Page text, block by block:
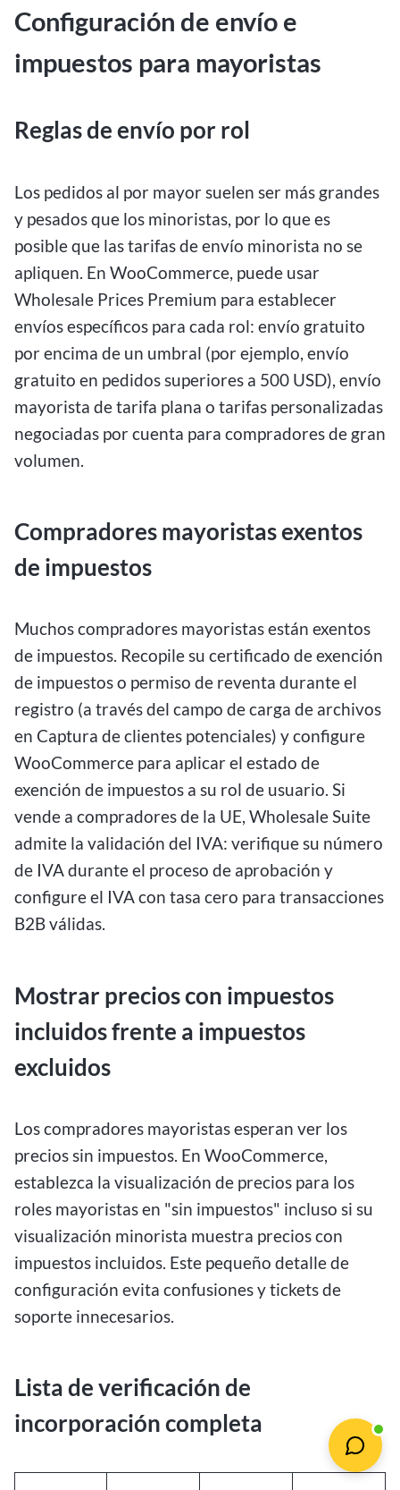
Configuración de envío e
impuestos para mayoristas
Reglas de envío por rol
Los pedidos al por mayor suelen ser más grandes
y pesados que los minoristas, por lo que es
posible que las tarifas de envío minorista no se
apliquen. En WooCommerce, puede usar
Wholesale Prices Premium para establecer
envíos específicos para cada rol: envío gratuito
por encima de un umbral (por ejemplo, envío
gratuito en pedidos superiores a 500 USD), envío
mayorista de tarifa plana o tarifas personalizadas
negociadas por cuenta para compradores de gran
volumen.
Compradores mayoristas exentos
de impuestos
Muchos compradores mayoristas están exentos
de impuestos. Recopile su certificado de exención
de impuestos o permiso de reventa durante el
registro (a través del campo de carga de archivos
en Captura de clientes potenciales) y configure
WooCommerce para aplicar el estado de
exención de impuestos a su rol de usuario. Si
vende a compradores de la UE, Wholesale Suite
admite la validación del IVA: verifique su número
de IVA durante el proceso de aprobación y
configure el IVA con tasa cero para transacciones
B2B válidas.
Mostrar precios con impuestos
incluidos frente a impuestos
excluidos
Los compradores mayoristas esperan ver los
precios sin impuestos. En WooCommerce,
establezca la visualización de precios para los
roles mayoristas en "sin impuestos" incluso si su
visualización minorista muestra precios con
impuestos incluidos. Este pequeño detalle de
configuración evita confusiones y tickets de
soporte innecesarios.
Lista de verificación de
incorporación completa